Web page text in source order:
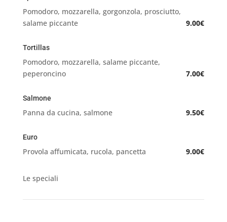
Pomodoro, mozzarella, gorgonzola, prosciutto,
salame piccante
9.00€
Tortillas
Pomodoro, mozzarella, salame piccante,
peperoncino
7.00€
Salmone
Panna da cucina, salmone 9.50€
Euro
Provola affumicata, rucola, pancetta 9.00€
Le speciali